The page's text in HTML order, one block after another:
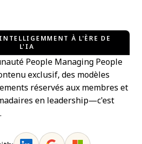
À L'ÈRE DE
L'IA
People Managing People
exclusif, des modèles
réservés aux membres et
en leadership—c'est